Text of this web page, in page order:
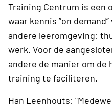
Training Centrum is een
waar kennis ”on
andere leeromgeving:
werk. Voor de
andere de manier om de
training te faciliteren.
Han Leenhouts: